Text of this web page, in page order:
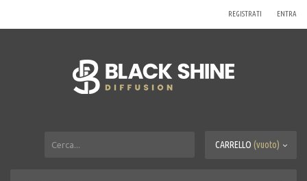
ENTRA
REGISTRATI
CARRELLO (vuoto)